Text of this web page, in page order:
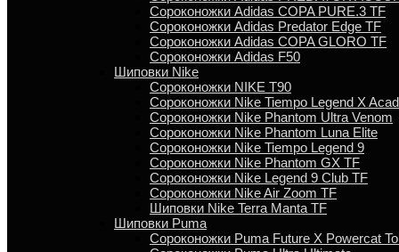
Сороконожки Adidas COPA PURE.3 TF
Сороконожки Аdidas Predator Edge TF
Сороконожки Adidas COPA GLORO TF
Сороконожки Adidas F50
Шиповки Nike
Сороконожки NIKE T90
Сороконожки Nike Tiempo Legend X
Сороконожки Nike Phantom Ultra Venom
Сороконожки Nike Phantom Luna Elite
Сороконожки Nike Tiempo Legend 9
Сороконожки Nike Phantom GX TF
Сороконожки Nike Legend 9 Club TF
Сороконожки Nike Air Zoom TF
Шиповки Nike Terra Manta TF
Шиповки Puma
Сороконожки Puma Future X Powercat